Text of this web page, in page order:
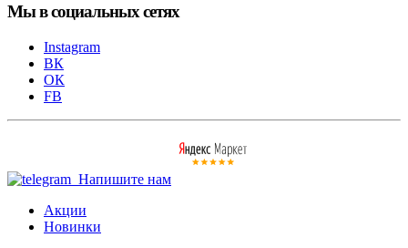
Мы в социальных сетях
Instagram
ВК
ОК
FB
Напишите нам
Акции
Новинки